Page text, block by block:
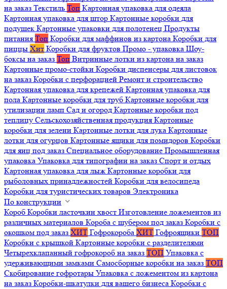
на заказ Текстиль Топ Картонная упаковка для одеяла
Картонная упаковка для штор Картонные коробки для
подушек Картонные упаковки для полотенец Продукты
питания Топ Коробки для маффинов из картона Коробки для
пиццы Хит Коробки для фруктов Промо - упаковка Шоу-
боксы на заказ Топ Витринные лотки из картона на заказ
Картонные промо-стойки Коробки диспенсеры для листовок
на заказ Коробки с перфорацией Ремонт и строительство
Картонная упаковка для крепежей Картонная упаковка для
пола Картонные коробки для труб Картонные коробки для
утилизации ламп Сад и огород Картонные коробки под
теплицу Сельскохозяйственная продукция Картонные
коробки для зелени Картонные лотки для лука Картонные
лотки для огурцов Картонные ящики для помидоров Коробки
для яиц под заказ Специальное оборудование Промышленная
упаковка Упаковка для типографии на заказ Спорт и отдых
Картонная упаковка для лыж Картонные коробки для
рыболовных принадлежностей Коробки для велосипеда
Коробки для туристических товаров Электроника
По конструкции
Короб Коробки ласточкин хвост Изготовление ложементов из
различных материалов Короба с шубером под заказ Коробки с
окошком под заказ ХИТ Гофрокороба ХИТ Гофроящики ТОП
Коробки с крышкой Картонные коробки с разделителями
Четырехклапанный гофрокороб на заказ ТОП Упаковка с
удерживающими замками Самосборные коробки на заказ ТОП
Скобирование гофротары Упаковка с ложементом из картона
на заказ Коробки-шкатулки для вашего бизнеса Коробки с